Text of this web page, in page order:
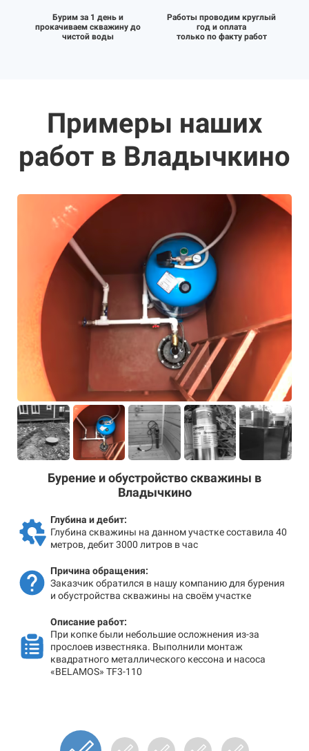
Бурим за 1 день и
прокачиваем скважину до
чистой воды
Работы проводим круглый
год и оплата
только по факту работ
Примеры наших
работ в Владычкино
Бурение и обустройство скважины в
Владычкино
Глубина и дебит:
Глубина скважины на данном участке составила 40
метров, дебит 3000 литров в час
Причина обращения:
Заказчик обратился в нашу компанию для бурения
и обустройства скважины на своём участке
Описание работ:
При копке были небольшие осложнения из-за
прослоев известняка. Выполнили монтаж
квадратного металлического кессона и насоса
«BELAMOS» TF3-110